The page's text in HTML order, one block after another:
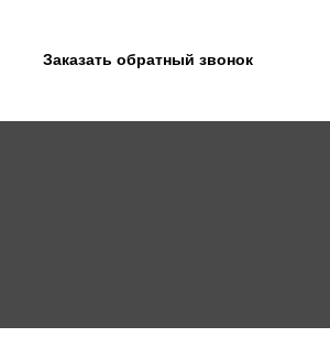
Заказать обратный звонок